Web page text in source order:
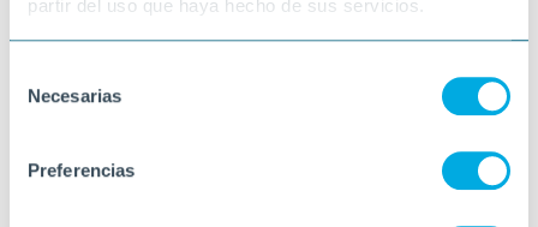
partir del uso que haya hecho de sus servicios.
Necesarias
Preferencias